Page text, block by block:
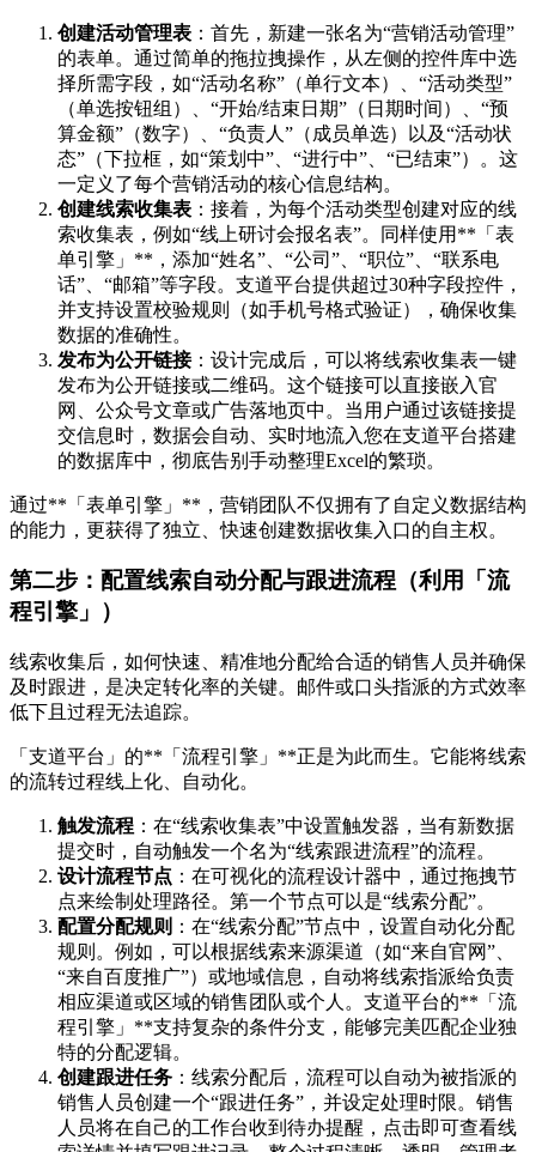
创建活动管理表 ：首先，新建一张名为“营销活动管理”
的表单。通过简单的拖拉拽操作，从左侧的控件库中选
择所需字段，如“活动名称”（单行文本）、“活动类型”
（单选按钮组）、“开始/结束日期”（日期时间）、“预
算金额”（数字）、“负责人”（成员单选）以及“活动状
态”（下拉框，如“策划中”、“进行中”、“已结束”）。这
一定义了每个营销活动的核心信息结构。
创建线索收集表 ：接着，为每个活动类型创建对应的线
索收集表，例如“线上研讨会报名表”。同样使用**「表
单引擎」**，添加“姓名”、“公司”、“职位”、“联系电
话”、“邮箱”等字段。支道平台提供超过30种字段控件，
并支持设置校验规则（如手机号格式验证），确保收集
数据的准确性。
发布为公开链接：设计完成后，可以将线索收集表一键
发布为公开链接或二维码。这个链接可以直接嵌入官
网、公众号文章或广告落地页中。当用户通过该链接提
交信息时，数据会自动、实时地流入您在支道平台搭建
的数据库中，彻底告别手动整理Excel的繁琐。
通过**「表单引擎」**，营销团队不仅拥有了自定义数据结构
的能力，更获得了独立、快速创建数据收集入口的自主权。
第二步：配置线索自动分配与跟进流程（利用「流
程引擎」）
线索收集后，如何快速、精准地分配给合适的销售人员并确保
及时跟进，是决定转化率的关键。邮件或口头指派的方式效率
低下且过程无法追踪。
「支道平台」的**「流程引擎」**正是为此而生。它能将线索
的流转过程线上化、自动化。
触发流程 ：在“线索收集表”中设置触发器，当有新数据
提交时，自动触发一个名为“线索跟进流程”的流程。
设计流程节点 ：在可视化的流程设计器中，通过拖拽节
点来绘制处理路径。第一个节点可以是“线索分配”。
配置分配规则 ：在“线索分配”节点中，设置自动化分配
规则。例如，可以根据线索来源渠道（如“来自官网”、
“来自百度推广”）或地域信息，自动将线索指派给负责
相应渠道或区域的销售团队或个人。支道平台的**「流
程引擎」**支持复杂的条件分支，能够完美匹配企业独
特的分配逻辑。
创建跟进任务 ：线索分配后，流程可以自动为被指派的
销售人员创建一个“跟进任务”，并设定处理时限。销售
人员将在自己的工作台收到待办提醒，点击即可查看线